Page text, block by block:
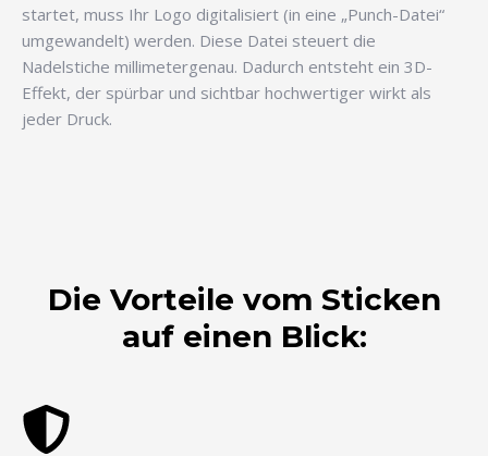
startet, muss Ihr Logo digitalisiert (in eine „Punch-Datei“
umgewandelt) werden. Diese Datei steuert die
Nadelstiche millimetergenau. Dadurch entsteht ein 3D-
Effekt, der spürbar und sichtbar hochwertiger wirkt als
jeder Druck.
Die Vorteile vom Sticken
auf einen Blick: